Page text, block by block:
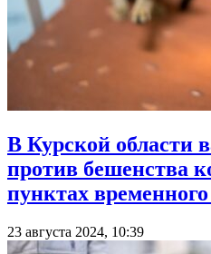
В Курской области
против бешенства
пунктах
23 августа 2024, 10:39